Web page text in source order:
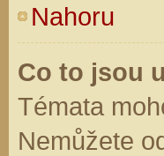
Nahoru
Co to jsou
Témata
Nemůžete